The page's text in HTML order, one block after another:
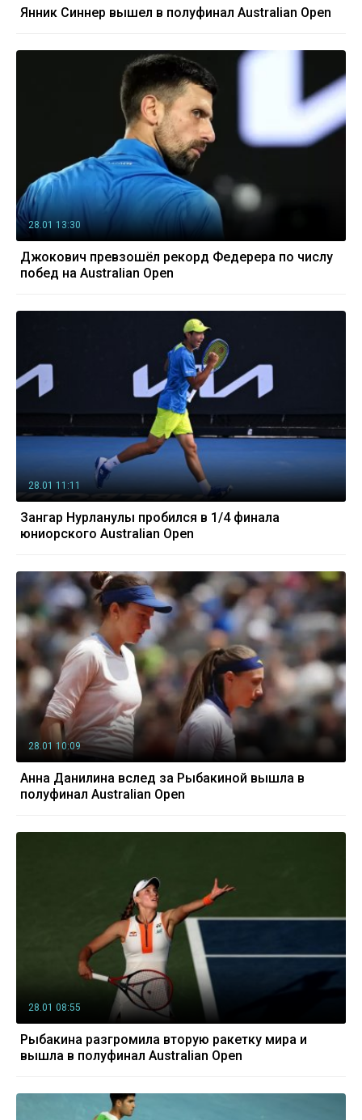
Янник Синнер вышел в полуфинал Australian Open
28.01 13:30
Джокович превзошёл рекорд Федерера по числу
побед на Australian Open
28.01 11:11
Зангар Нурланулы пробился в 1/4 финала
юниорского Australian Open
28.01 10:09
Анна Данилина вслед за Рыбакиной вышла в
полуфинал Australian Open
28.01 08:55
Рыбакина разгромила вторую ракетку мира и
вышла в полуфинал Australian Open